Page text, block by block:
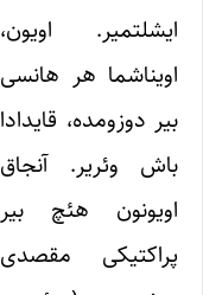
ایشلتمیر. اویون،
اویناشما هر هانسی
بیر دوزومده، قایدادا
باش وئریر. آنجاق
اویونون هئچ بیر
پراکتیکی مقصدی